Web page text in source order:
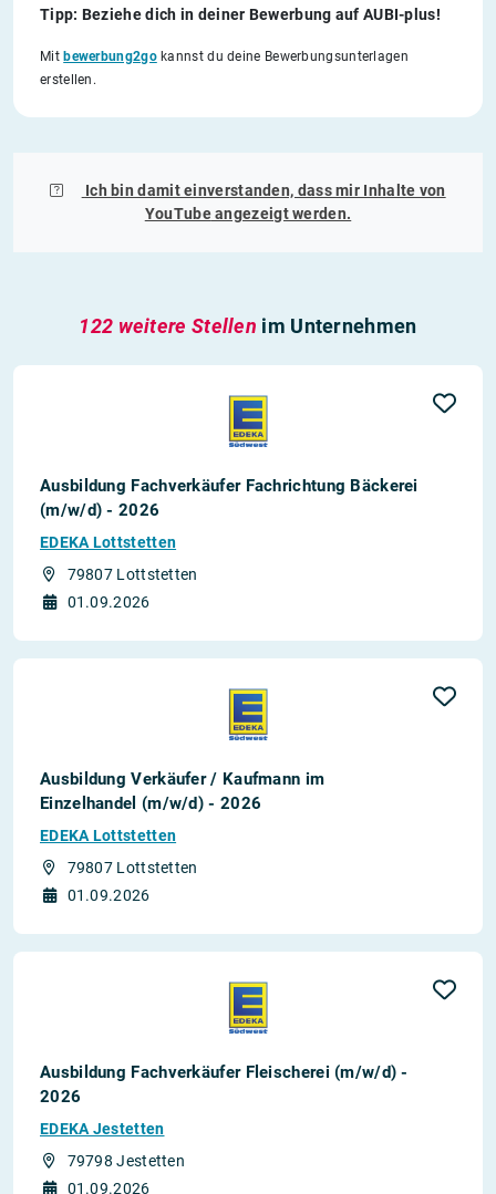
Tipp: Beziehe dich in deiner Bewerbung auf AUBI-plus!
Mit bewerbung2gokannst du deine Bewerbungsunterlagen
erstellen.
Ich bin damit einverstanden, dass mir Inhalte von
YouTubeangezeigt werden.
122 weitere Stellen im Unternehmen
Ausbildung Fachverkäufer Fachrichtung Bäckerei
(m/w/d) - 2026
EDEKA Lottstetten
79807 Lottstetten
01.09.2026
Ausbildung Verkäufer / Kaufmann im
Einzelhandel (m/w/d) - 2026
EDEKA Lottstetten
79807 Lottstetten
01.09.2026
Ausbildung Fachverkäufer Fleischerei (m/w/d) -
2026
EDEKA Jestetten
79798 Jestetten
01.09.2026